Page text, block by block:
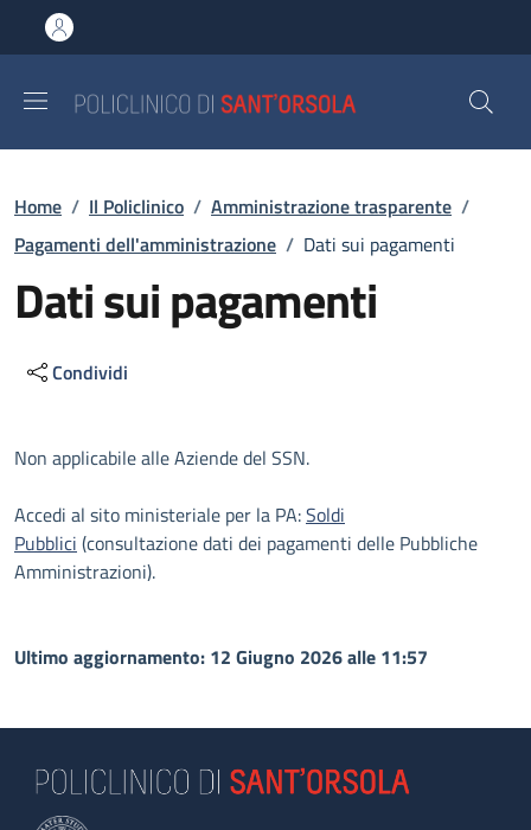
al contenuto principale
to footer content
Briciole di pane
Home / Il Policlinico / Amministrazione trasparente /
Pagamenti dell'amministrazione / Dati sui pagamenti
Dati sui pagamenti
Condividi
Descrizione
Non applicabile alle Aziende del SSN.
Accedi al sito ministeriale per la PA:Soldi
Pubblici (consultazione dati dei pagamenti delle Pubbliche
Amministrazioni).
Ultimo aggiornamento: 12 Giugno 2026 alle 11:57